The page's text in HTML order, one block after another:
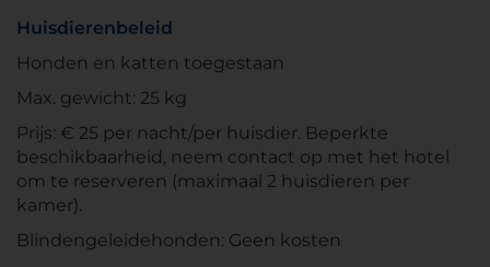
Huisdierenbeleid
Honden en katten toegestaan
Max. gewicht: 25 kg
Prijs: € 25 per nacht/per huisdier. Beperkte
beschikbaarheid, neem contact op met het hotel
om te reserveren (maximaal 2 huisdieren per
kamer).
Blindengeleidehonden: Geen kosten